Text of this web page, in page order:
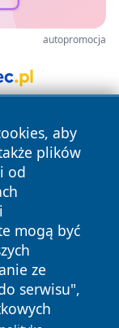
autopromocja
aby
plików
od
mogą być
ze
serwisu",
prawa
Polityka
Cookies